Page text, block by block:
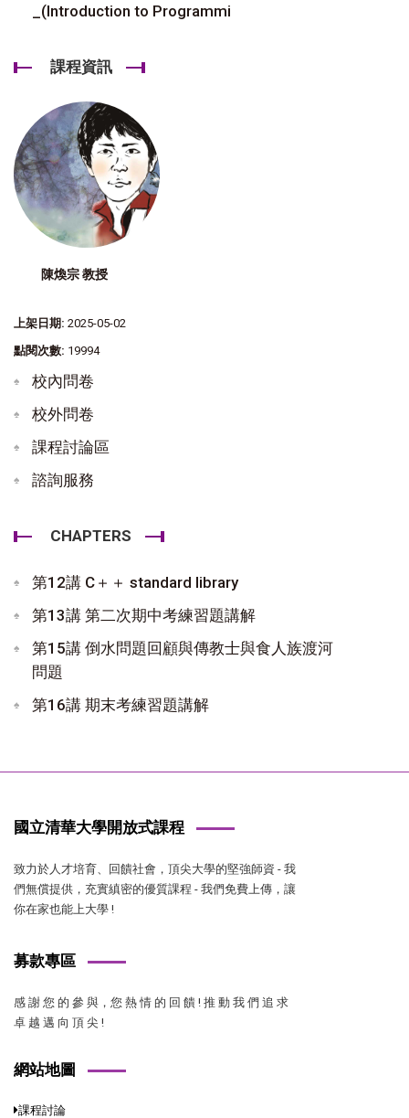
_(Introduction to Programmi
課程資訊
陳煥宗 教授
上架日期: 2025-05-02
點閱次數: 19994
校內問卷
校外問卷
課程討論區
諮詢服務
CHAPTERS
第12講 C＋＋ standard library
第13講 第二次期中考練習題講解
第15講 倒水問題回顧與傳教士與食人族渡河
問題
第16講 期末考練習題講解
國立清華大學開放式課程
致力於人才培育、回饋社會，頂尖大學的堅強師資 - 我
們無償提供，充實縝密的優質課程 - 我們免費上傳，讓
你在家也能上大學 !
募款專區
感 謝 您 的 參 與，您 熱 情 的 回 饋 ! 推 動 我 們 追 求
卓 越 邁 向 頂 尖 !
網站地圖
課程討論